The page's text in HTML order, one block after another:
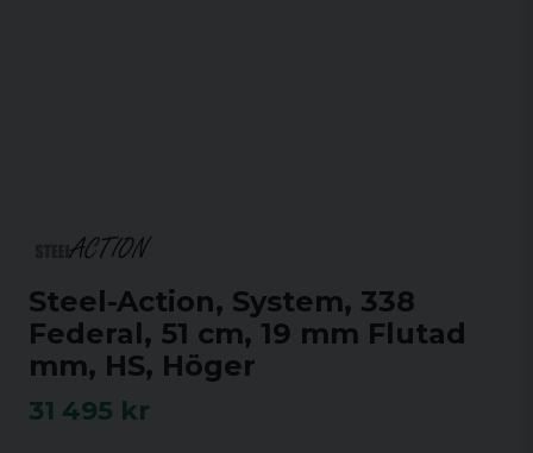
Steel-Action, System, 338
Federal, 51 cm, 19 mm Flutad
mm, HS, Höger
31 495 kr